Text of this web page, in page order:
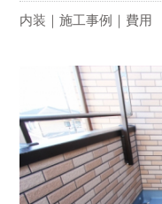
内装 施工事例 費用